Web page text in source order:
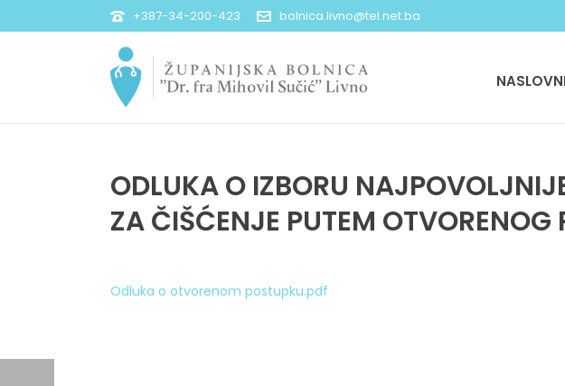
+387-34-200-423 bolnica.livno@tel.net.ba
ODLUKA O IZBORU
ZA ČIŠĆENJE PUTEM OTVORENOG
Odluka o otvorenom postupku.pdf